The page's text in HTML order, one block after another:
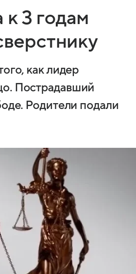
3 годам
как лидер
Пострадавший
Родители подали